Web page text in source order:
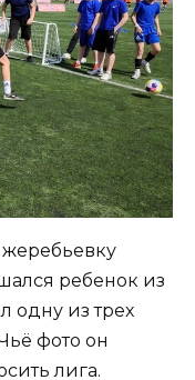
ребенок из
одну из трех
фото он
лига.